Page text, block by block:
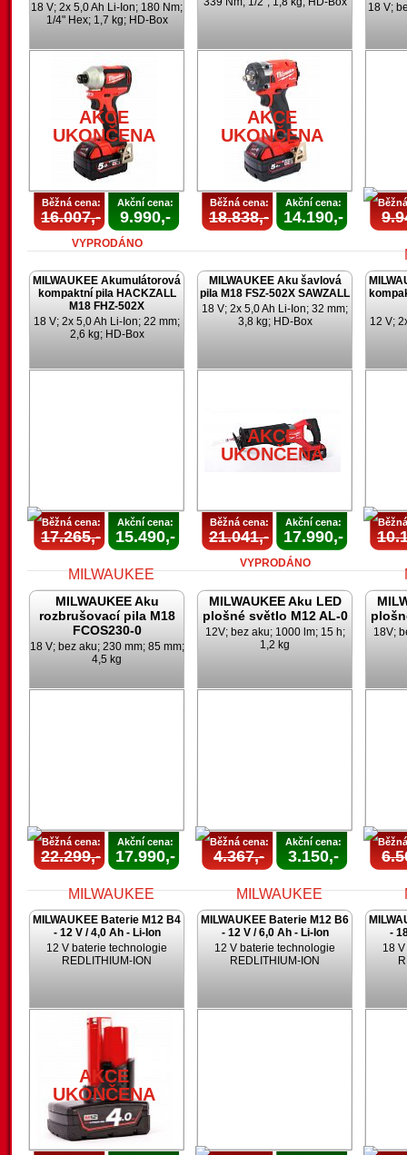
AKCE
UKONČENA
18 V; 2x 5,0 Ah Li-Ion; 180 Nm;
1/4" Hex; 1,7 kg; HD-Box
AKCE
UKONČENA
Běžná cena:
16.007,-
Akční cena:
9.990,-
VYPRODÁNO
AKCE
UKONČENA
Běžná cena:
18.838,-
Akční cena:
14.190,-
18 V;
MILWAUKEE Akumulátorová
kompaktní pila HACKZALL
M18 FHZ-502X
18 V; 2x 5,0 Ah Li-Ion; 22 mm;
2,6 kg; HD-Box
Běžná cena:
17.265,-
Akční cena:
15.490,-
MILWAUKEE Aku šavlová
pila M18 FSZ-502X SAWZALL
18 V; 2x 5,0 Ah Li-Ion; 32 mm;
3,8 kg; HD-Box
AKCE
UKONČENA
Běžná cena:
21.041,-
Akční cena:
17.990,-
VYPRODÁNO
12 V;
MILWAUKEE Aku
rozbrušovací pila M18
FCOS230-0
18 V; bez aku; 230 mm; 85 mm;
4,5 kg
AKCE
UKONČENA
Běžná cena:
22.299,-
Akční cena:
17.990,-
MILWAUKEE Aku LED
plošné světlo M12 AL-0
12V; bez aku; 1000 lm; 15 h;
1,2 kg
Běžná cena:
4.367,-
Akční cena:
3.150,-
18V;
MILWAUKEE Baterie M12 B4
- 12 V / 4,0 Ah - Li-Ion
12 V baterie technologie
REDLITHIUM-ION
AKCE
UKONČENA
MILWAUKEE Baterie M12 B6
- 12 V / 6,0 Ah - Li-Ion
12 V baterie technologie
REDLITHIUM-ION
-
18